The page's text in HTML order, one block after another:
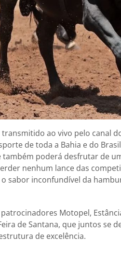
ao vivo pelo canal
de toda a Bahia e do
poderá desfrutar de
nenhum lance das
sabor inconfundível da
Motopel,
de Santana, que juntos se
de excelência.